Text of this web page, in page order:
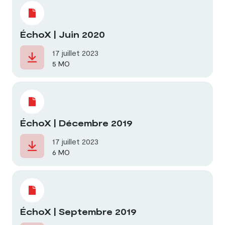
ÉchoX | Juin 2020
17 juillet 2023
5 MO
ÉchoX | Décembre 2019
17 juillet 2023
6 MO
ÉchoX | Septembre 2019